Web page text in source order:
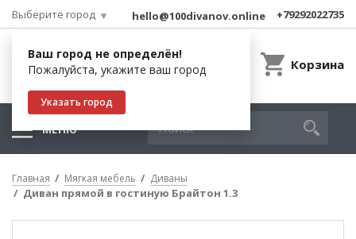
Выберите город
Ваш город не определён!
Пожалуйста, укажите ваш город
Указать город
hello@100divanov.online +79292022735
Корзина
МЕНЮ
Главная Мягкая мебель Диваны
Диван прямой в гостиную Брайтон 1.3